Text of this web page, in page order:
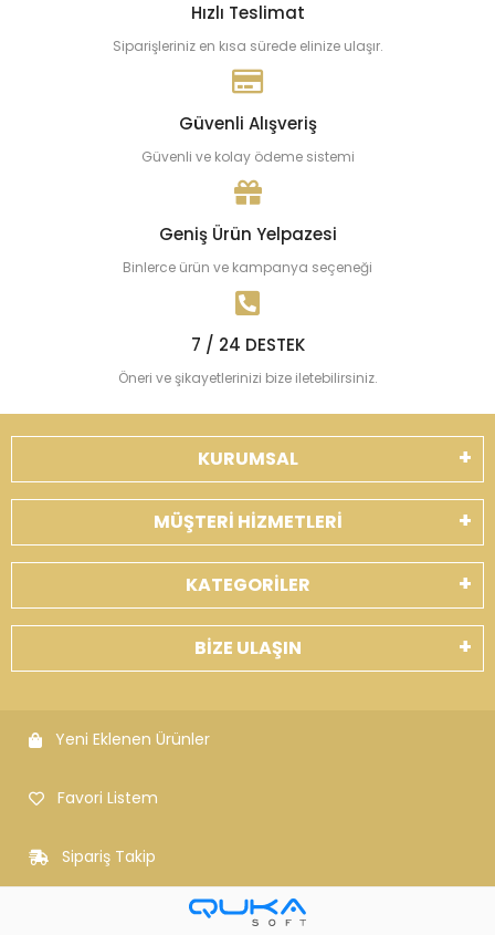
Hızlı Teslimat
Siparişleriniz en kısa sürede elinize ulaşır.
Güvenli Alışveriş
Güvenli ve kolay ödeme sistemi
Geniş Ürün Yelpazesi
Binlerce ürün ve kampanya seçeneği
7 / 24 DESTEK
Öneri ve şikayetlerinizi bize iletebilirsiniz.
KURUMSAL
MÜŞTERİ HİZMETLERİ
KATEGORİLER
BİZE ULAŞIN
Yeni Eklenen Ürünler
Favori Listem
Sipariş Takip